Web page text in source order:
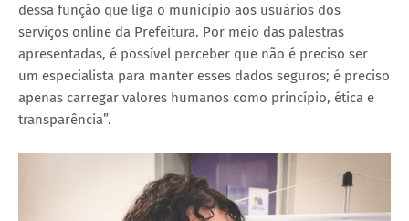
dessa função que liga o município aos usuários dos
serviços online da Prefeitura. Por meio das palestras
apresentadas, é possível perceber que não é preciso ser
um especialista para manter esses dados seguros; é preciso
apenas carregar valores humanos como princípio, ética e
transparência”.